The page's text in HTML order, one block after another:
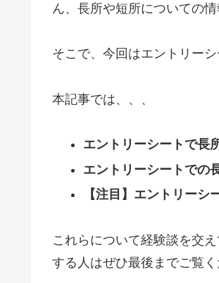
ん、長所や短所についての情
そこで、今回はエントリー
本記事では、、、
エントリーシートで長
エントリーシートでの
【注目】エントリーシ
これらについて経験談を交
する人はぜひ最後までご覧く